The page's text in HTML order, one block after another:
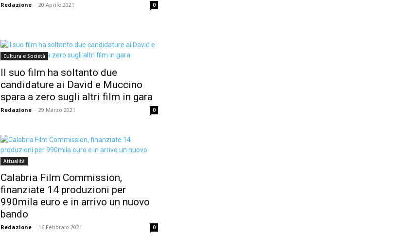
Redazione - 20 Aprile 2021 0
Cultura e Società
Il suo film ha soltanto due
candidature ai David e Muccino
spara a zero sugli altri film in gara
Redazione - 29 Marzo 2021 0
Attualità
Calabria Film Commission,
finanziate 14 produzioni per
990mila euro e in arrivo un nuovo
bando
Redazione - 16 Febbraio 2021 0